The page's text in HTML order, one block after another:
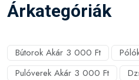
Árkategóriák
Bútorok Akár 3 000 Ft
Pulóverek Akár 3 000 Ft